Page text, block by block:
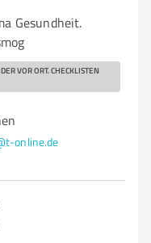
Gesundheit.
VOR ORT. CHECKLISTEN
online.de